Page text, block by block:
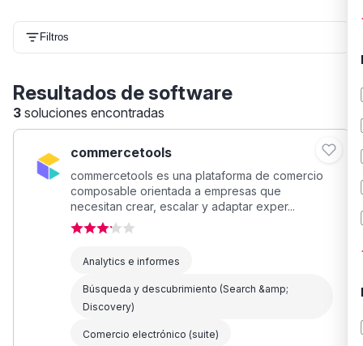
Filtros
Resultados de software
3 soluciones encontradas
commercetools
commercetools es una plataforma de comercio
composable orientada a empresas que
necesitan crear, escalar y adaptar exper...
Analytics e informes
Búsqueda y descubrimiento (Search &amp;
Discovery)
Comercio electrónico (suite)